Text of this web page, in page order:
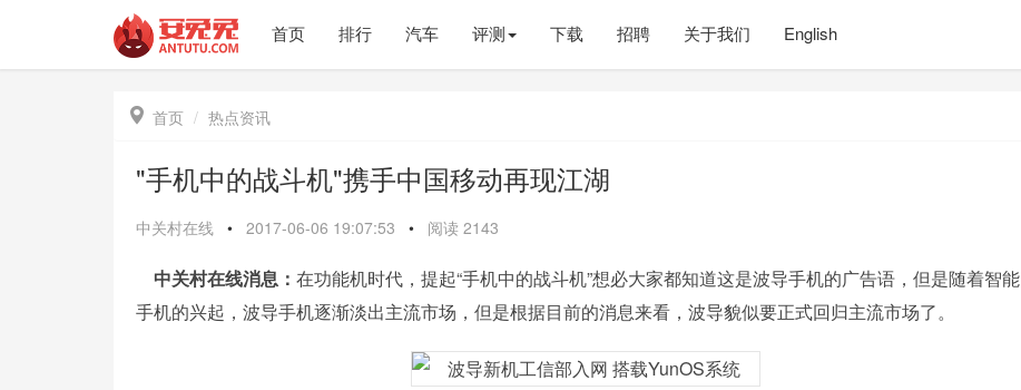
首页 排行 汽车 评测 下载 招聘 关于我们 English
 首页 热点资讯
"手机中的战斗机"携手中国移动再现江湖
中关村在线 • 2017-06-06 19:07:53 • 阅读 2143
中关村在线消息： 在功能机时代，提起“手机中的战斗机”想必大家都知道这是波导手机的广告语，但是随着智能
手机的兴起，波导手机逐渐淡出主流市场，但是根据目前的消息来看，波导貌似要正式回归主流市场了。